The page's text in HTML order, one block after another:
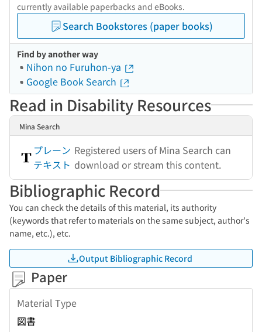
currently available paperbacks and eBooks.
Search Bookstores (paper books)
Find by another way
Nihon no Furuhon-ya
Google Book Search
Read in Disability Resources
Mina Search
プレーン
テキスト
Registered users of Mina Search can
download or stream this content.
Bibliographic Record
You can check the details of this material, its authority
(keywords that refer to materials on the same subject, author's
name, etc.), etc.
Output Bibliographic Record
Paper
Material Type
図書